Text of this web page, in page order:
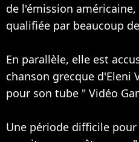
de l'émission
qualifiée par beaucoup
En parallèle, elle est
chanson grecque d'Eleni
pour son tube " Vidéo
Une période difficile